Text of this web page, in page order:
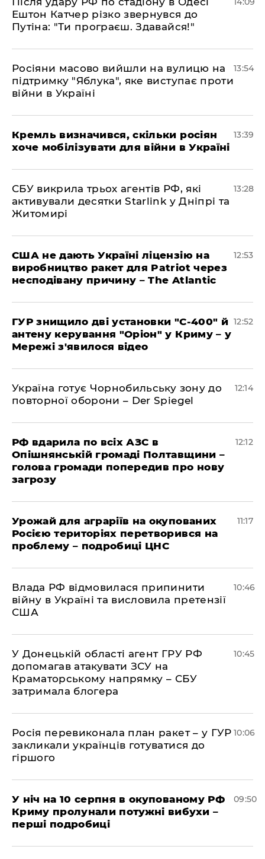
Ештон Катчер різко звернувся до
Путіна: "Ти програєш. Здавайся!"
Росіяни масово вийшли на вулицю на
підтримку "Яблука", яке виступає проти
війни в Україні
13:54
Кремль визначився, скільки росіян
хоче мобілізувати для війни в Україні
13:39
СБУ викрила трьох агентів РФ, які
активували десятки Starlink у Дніпрі та
Житомирі
13:28
США не дають Україні ліцензію на
виробництво ракет для Patriot через
несподівану причину – The Atlantic
12:53
ГУР знищило дві установки "С-400" й
антену керування "Оріон" у Криму – у
Мережі з'явилося відео
12:52
Україна готує Чорнобильську зону до
повторної оборони – Der Spiegel
12:14
РФ вдарила по всіх АЗС в
Опішнянській громаді Полтавщини –
голова громади попередив про нову
загрозу
12:12
Урожай для аграріїв на окупованих
Росією територіях перетворився на
проблему – подробиці ЦНС
11:17
Влада РФ відмовилася припинити
війну в Україні та висловила претензії
США
10:46
У Донецькій області агент ГРУ РФ
допомагав атакувати ЗСУ на
Краматорському напрямку – СБУ
затримала блогера
10:45
Росія перевиконала план ракет – у ГУР
закликали українців готуватися до
гіршого
10:06
У ніч на 10 серпня в окупованому РФ
Криму пролунали потужні вибухи –
перші подробиці
09:50